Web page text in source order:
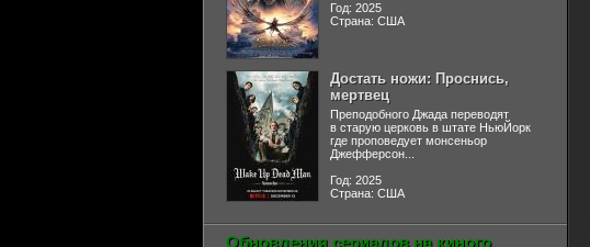
Год: 2025
Страна: США
Достать ножи: Проснись,
мертвец
Преподобного Джада переводят
в старую церковь в штате НьюЙорк
где проповедует монсеньор
Джефферсон...
Год: 2025
Страна: США
Обновления сериалов на киного